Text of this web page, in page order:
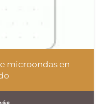
microondas en